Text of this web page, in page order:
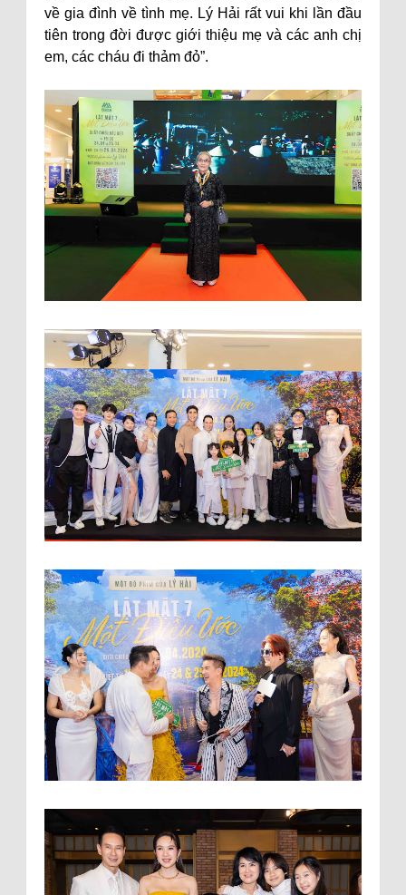
về gia đình về tình mẹ. Lý Hải rất vui khi lần đầu
tiên trong đời được giới thiệu mẹ và các anh chị
em, các cháu đi thảm đỏ”.